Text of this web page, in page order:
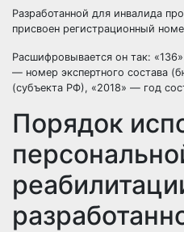
Разработанной для инвалида
присвоен регистрационный
Расшифровывается он так:
— номер экспертного состава
(субъекта РФ), «2018» — год
Порядок